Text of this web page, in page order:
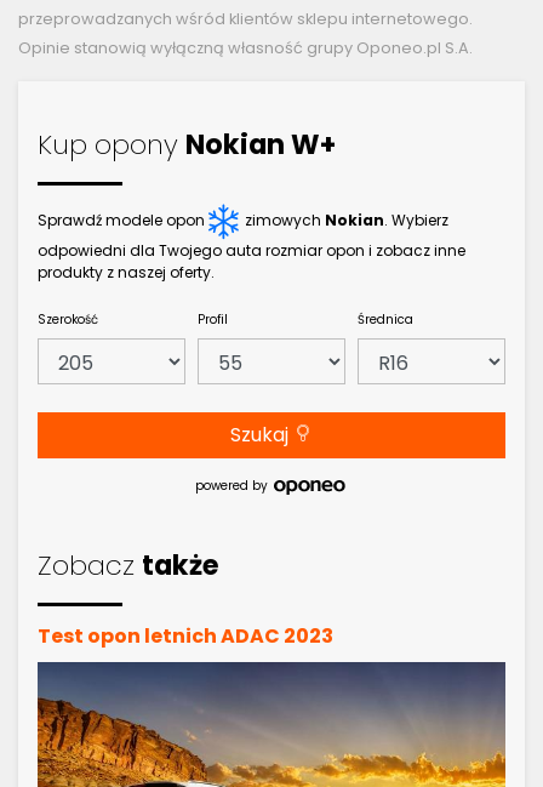
przeprowadzanych wśród klientów sklepu internetowego.
Opinie stanowią wyłączną własność grupy Oponeo.pl S.A.
Kup opony Nokian W+
Sprawdź modele opon zimowych Nokian. Wybierz
odpowiedni dla Twojego auta rozmiar opon i zobacz inne
produkty z naszej oferty.
Szerokość Profil Średnica
Szukaj
powered by
Zobacz także
Test opon letnich ADAC 2023